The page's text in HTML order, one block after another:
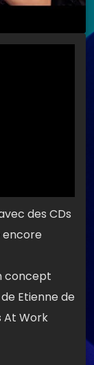
des CDs
encore
concept
de Etienne de
At Work